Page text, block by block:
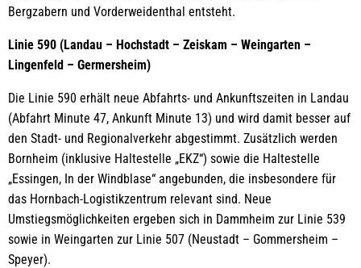
Bergzabern und Vorderweidenthal entsteht.
Linie 590 (Landau – Hochstadt – Zeiskam – Weingarten –
Lingenfeld – Germersheim)
Die Linie 590 erhält neue Abfahrts- und Ankunftszeiten in Landau
(Abfahrt Minute 47, Ankunft Minute 13) und wird damit besser auf
den Stadt- und Regionalverkehr abgestimmt. Zusätzlich werden
Bornheim (inklusive Haltestelle „EKZ“) sowie die Haltestelle
„Essingen, In der Windblase“ angebunden, die insbesondere für
das Hornbach-Logistikzentrum relevant sind. Neue
Umstiegsmöglichkeiten ergeben sich in Dammheim zur Linie 539
sowie in Weingarten zur Linie 507 (Neustadt – Gommersheim –
Speyer).